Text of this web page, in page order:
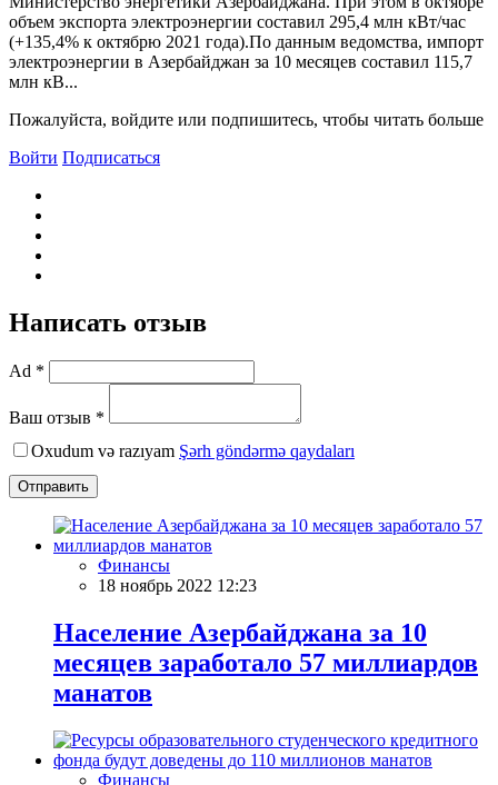
объем экспорта электроэнергии составил 295,4 млн кВт/час
(+135,4% к октябрю 2021 года).По данным ведомства, импорт
электроэнергии в Азербайджан за 10 месяцев составил 115,7
млн кВ...
Пожалуйста, войдите или подпишитесь, чтобы читать больше
Войти Подписаться
Написать отзыв
Ad *
Ваш отзыв *
Oxudum və razıyam Şərh göndərmə qaydaları
Отправить
Финансы
18 ноябрь 2022 12:23
Население Азербайджана за 10
месяцев заработало 57 миллиардов
манатов
Финансы